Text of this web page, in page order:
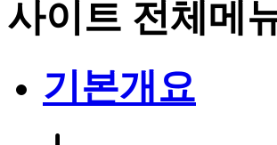
사이트 전체메
기본개요